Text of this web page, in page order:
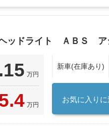
ドライト ＡＢＳ ア
万円
万円
新車(在庫あり)
お気に入りに